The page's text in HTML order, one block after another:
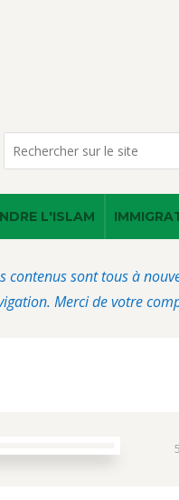
L'ISLAM
contenus sont tous à
Merci de votre